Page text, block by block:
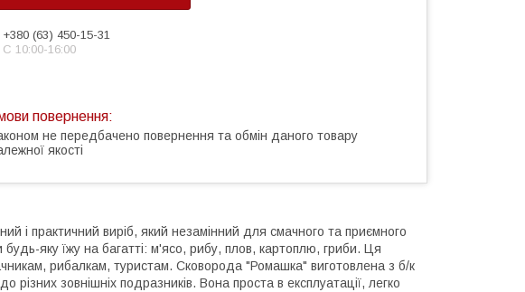
+380 (63) 450-15-31
С 10:00-16:00
не передбачено повернення та обмін даного товару
якості
і практичний виріб, який незамінний для смачного та приємного
яку їжу на багатті: м'ясо, рибу, плов, картоплю, гриби. Ця
рибалкам, туристам. Сковорода "Ромашка" виготовлена з б/к
різних зовнішніх подразників. Вона проста в експлуатації, легко